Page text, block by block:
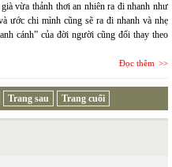
vừa thảnh thơi an nhiên ra đi nhanh như
ước chi mình cũng sẽ ra đi nhanh và nhẹ
cánh” của đời người cũng đổi thay theo
Đọc thêm
Trang sau Trang cuối